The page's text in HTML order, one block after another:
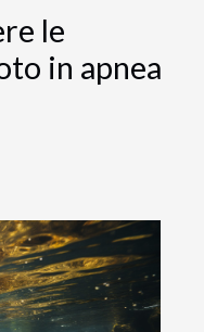
le
in apnea